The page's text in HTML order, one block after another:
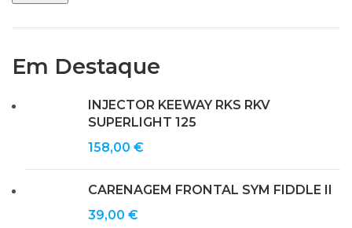
Em Destaque
INJECTOR KEEWAY RKS RKV
SUPERLIGHT 125
158,00 €
CARENAGEM FRONTAL SYM FIDDLE II
39,00 €